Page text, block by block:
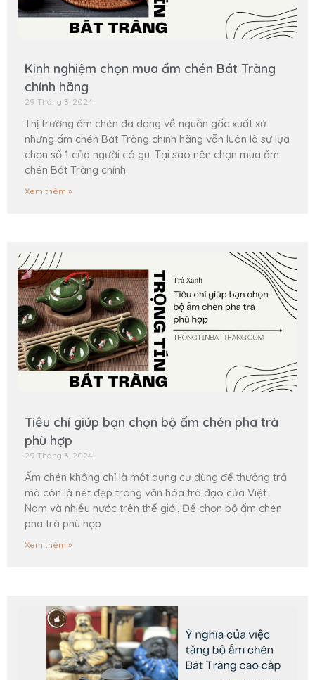
Kinh nghiệm chọn mua ấm chén Bát Tràng
chính hãng
29 Tháng 3, 2024
Thị trường ấm chén đa dạng về nguồn gốc xuất xứ
nhưng ấm chén Bát Tràng chính hãng vẫn luôn là sự lựa
chọn số 1 của người có gu. Tại sao nên chọn mua ấm
chén Bát Tràng chính
Xem thêm »
Tiêu chí giúp bạn chọn bộ ấm chén pha trà
phù hợp
29 Tháng 3, 2024
Ấm chén không chỉ là một dụng cụ dùng để thưởng trả
mà còn là nét đẹp trong văn hóa trà đạo của Việt
Nam và nhiều nước trên thế giới. Để chọn bộ ấm chén
pha trà phù hợp
Xem thêm »